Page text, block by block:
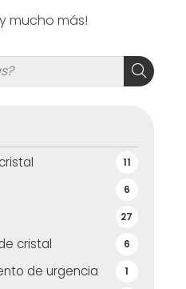
mucho más!
11
6
27
cristal 6
de urgencia 1